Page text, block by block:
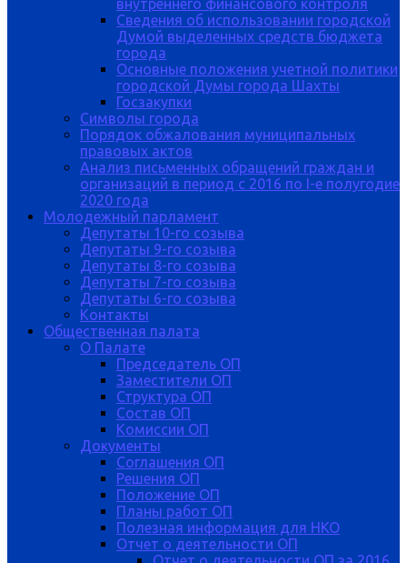
внутреннего финансового контроля
Сведения об использовании городской
Думой выделенных средств бюджета
города
Основные положения учетной политики
городской Думы города Шахты
Госзакупки
Символы города
Порядок обжалования муниципальных
правовых актов
Анализ письменных обращений граждан и
организаций в период с 2016 по I-е полугодие
2020 года
Молодежный парламент
Депутаты 10-го созыва
Депутаты 9-го созыва
Депутаты 8-го созыва
Депутаты 7-го созыва
Депутаты 6-го созыва
Контакты
Общественная палата
О Палате
Председатель ОП
Заместители ОП
Структура ОП
Состав ОП
Комиссии ОП
Документы
Соглашения ОП
Решения ОП
Положение ОП
Планы работ ОП
Полезная информация для НКО
Отчет о деятельности ОП